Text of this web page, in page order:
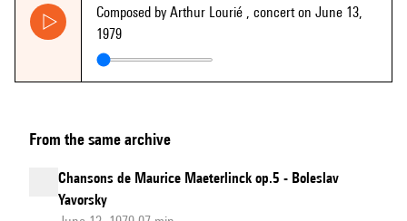
Composed by Arthur Lourié , concert on June 13,
1979
From the same archive
Chansons de Maurice Maeterlinck op.5 - Boleslav
Yavorsky